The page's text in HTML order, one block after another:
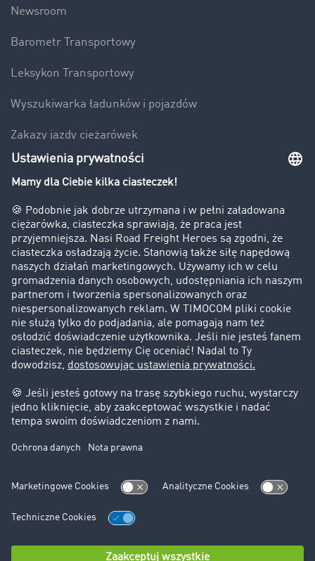
Newsroom
Barometr Transportowy
Leksykon Transportowy
Wyszukiwarka ładunków i pojazdów
Zakazy jazdy ciężarówek
Bezpieczeństwo
Firma
Historie sukcesu
Klienci pozyskują nowych klientów
Informacje prawne
Impressum
OWU
Ochrona danych
Ustawienia plików cookies